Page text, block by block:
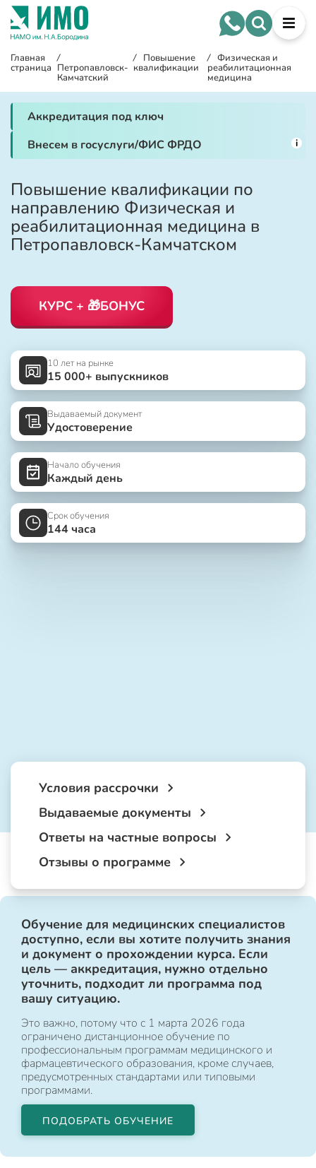
Главная
страница
/
Петропавловск-
Камчатский
/ Повышение
квалификации
/ Физическая и
реабилитационная
медицина
Аккредитация под ключ
Внесем в госуслуги/ФИС ФРДО
i
Повышение квалификации по
направлению Физическая и
реабилитационная медицина в
Петропавловск-Камчатском
КУРС + 🎁БОНУС
10 лет на рынке
15 000+ выпускников
Выдаваемый документ
Удостоверение
Начало обучения
Каждый день
Срок обучения
144 часа
Условия рассрочки
Выдаваемые документы
Ответы на частные вопросы
Отзывы о программе
Обучение для медицинских специалистов
доступно, если вы хотите получить знания
и документ о прохождении курса. Если
цель — аккредитация, нужно отдельно
уточнить, подходит ли программа под
вашу ситуацию.
Это важно, потому что с 1 марта 2026 года
ограничено дистанционное обучение по
профессиональным программам медицинского и
фармацевтического образования, кроме случаев,
предусмотренных стандартами или типовыми
программами.
ПОДОБРАТЬ ОБУЧЕНИЕ